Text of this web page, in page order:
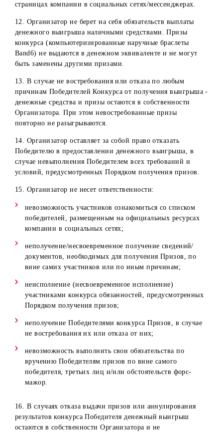
А.Навои, 13
Хорезмская
область
Центр
обслуживания
в г.Ургенч
Хорезмская
область,
ул.Аль-
д.101
Ферганская
область
обслуживания
в г.Фергана
Ферганская
область,
г.Фергана, ул.
Сайилгох, д.
9. Организатор оставляет за собой право аннулировать
результаты Конкурса Победителя в следующих случаях:
Выявление несоответствия Победителя условиям
Отказ/не предоставление необходимых документов,
перечисленных в п. 7 настоящих Правил;
Выявление сведений о предоставлении со стороны
Победителя ложной информации в документах,
перечисленных в п. 7 настоящих Правил.
Выявление комментариев, содержащие грубые
выражения, нецензурную лексику, гневные
выигрыш и приз остается в собственности Организатора
не разыгрывается повторно.
10. При оформлении/получении Приза Победитель
(связанные с процессом оформления/получения Приза),
будет указана личная информация Победителя и полная
информация о Призе.